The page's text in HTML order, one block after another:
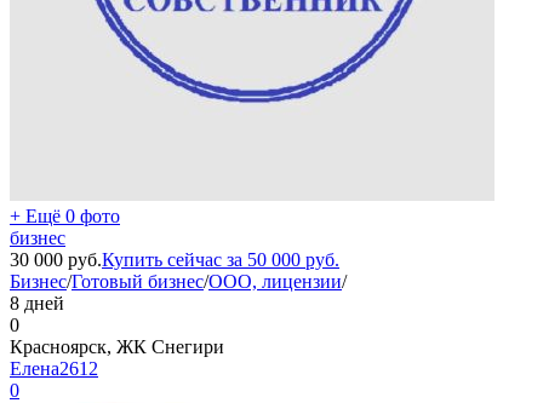
+ Ещё 0 фото
бизнес
30 000 руб.Купить сейчас за 50 000 руб.
Бизнес/Готовый бизнес/ООО, лицензии/
8 дней
0
Красноярск, ЖК Снегири
Елена2612
0